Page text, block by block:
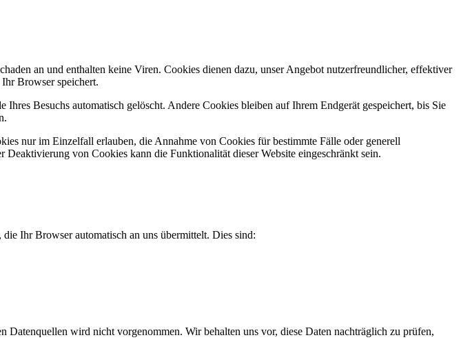
an und enthalten keine Viren. Cookies dienen dazu, unser Angebot nutzerfreundlicher, effektiver
Browser speichert.
Besuchs automatisch gelöscht. Andere Cookies bleiben auf Ihrem Endgerät gespeichert, bis Sie
nur im Einzelfall erlauben, die Annahme von Cookies für bestimmte Fälle oder generell
von Cookies kann die Funktionalität dieser Website eingeschränkt sein.
Ihr Browser automatisch an uns übermittelt. Dies sind:
Datenquellen wird nicht vorgenommen. Wir behalten uns vor, diese Daten nachträglich zu prüfen,